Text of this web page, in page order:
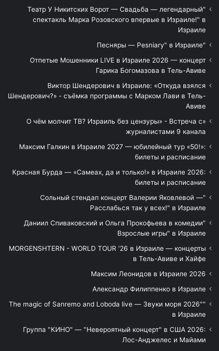
"Театр У Никитских Ворот — Свадьба — легендарный
спектакль Марка Розовского впервые в Израиле!" в
Израиле
"Песняры — Pesniary" в Израиле
Отпетые Мошенники LIVE в Израиле 2026 — концерт
Гарика Богомазова в Тель-Авиве
Виктор Шендерович в Израиле: «Откуда взялся
Шендерович?» - съёмка программы с Марком Лави в Тель-
Авиве
«О чём молчит ТВ? Израиль без цензуры» - Встреча с
журналистами 9 канала
Максим Галкин в Израиле 2027 — юбилейный тур «50!»:
билеты и расписание
Красная Бурда — «Самеах, да и только!» в Израиле 2026:
билеты и расписание
"Сольный стендап концерт Валерии Яковлевой —
Расслабься так у всех!" в Израиле
"Даниил Спиваковский и Ольга Прокофьева в комедии
Взрослые игры" в Израиле
MORGENSHTERN - WORLD TOUR '26 в Израиле — концерты
в Тель-Авиве и Хайфе
Максим Леонидов в Израиле 2026
Александр Филиппенко в Израиле
"The magic of Sanremo and Loboda live — Звуки моря 2026"
в Израиле
Группа "КИНО" — "Невероятный концерт" в США 2026:
Лос-Анджелес и Майами